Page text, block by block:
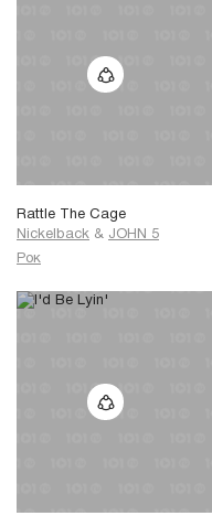
Rattle The Cage
Nickelback & JOHN 5
Рок